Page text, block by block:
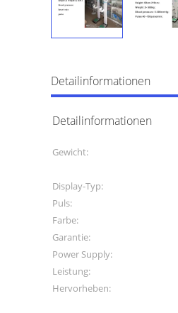
Detailinformationen
Detailinformationen
Gewicht:
Display-Typ:
Puls:
Farbe:
Garantie:
Power Supply:
Leistung:
Hervorheben: